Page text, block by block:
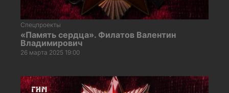
Спецпроекты
«Память сердца». Филатов Валентин
Владимирович
26 марта 2025 19:00